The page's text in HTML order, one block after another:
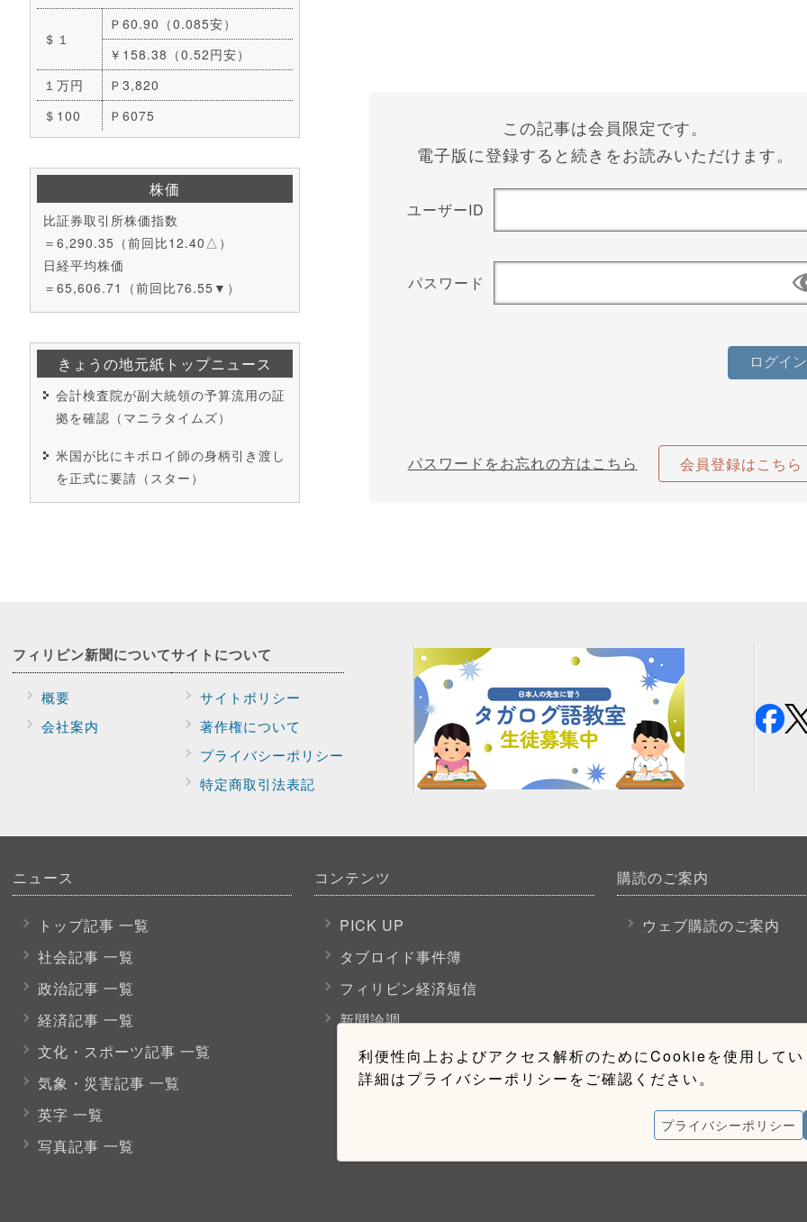
＄１
Ｐ60.90（0.085安）
￥158.38（0.52円安）
１万円
Ｐ3,820
＄100
Ｐ6075
株価
比証券取引所株価指数
＝6,290.35（前回比12.40△）
日経平均株価
＝65,606.71（前回比76.55▼）
きょうの地元紙トップニュース
会計検査院が副大統領の予算流用の証
拠を確認（マニラタイムズ）
米国が比にキボロイ師の身柄引き渡し
を正式に要請（スター）
この記事は会員限定です。
電子版に登録すると続きをお読みいただけます。
ユーザーID
パスワード
パスワードをお忘れの方はこちら 会員登録はこちら
利便性向上およびアクセス解析のためにCookieを使用して
詳細はプライバシーポリシーをご確認ください。
プライバシーポリシー
フィリピン新聞について
概要
会社案内
サイトについて
サイトポリシー
著作権について
プライバシーポリシー
特定商取引法表記
ニュース
トップ記事 一覧
社会記事 一覧
政治記事 一覧
経済記事 一覧
文化・スポーツ記事 一覧
気象・災害記事 一覧
英字 一覧
写真記事 一覧
コンテンツ
PICK UP
タブロイド事件簿
フィリピン経済短信
新聞論調
購読のご案内
ウェブ購読のご案内